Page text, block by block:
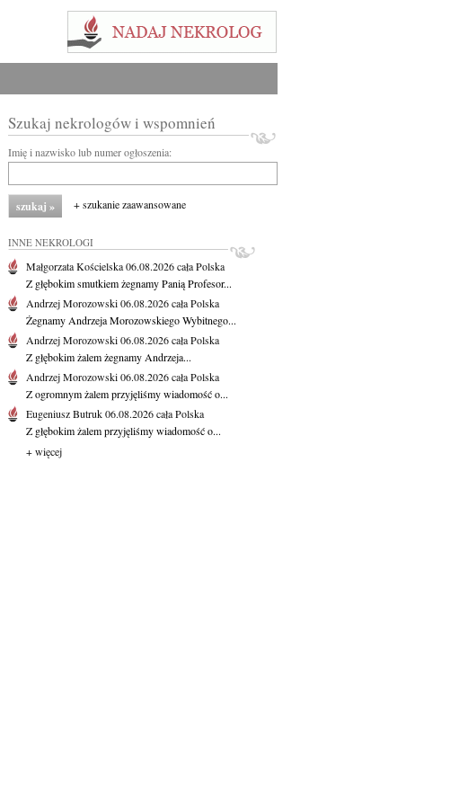
Szukaj nekrologów i wspomnień
Imię i nazwisko lub numer ogłoszenia:
+ szukanie zaawansowane
INNE NEKROLOGI
Małgorzata Kościelska06.08.2026cała Polska
Z głębokim smutkiem żegnamy Panią Profesor...
Andrzej Morozowski06.08.2026cała Polska
Żegnamy Andrzeja Morozowskiego Wybitnego...
Andrzej Morozowski06.08.2026cała Polska
Z głębokim żalem żegnamy Andrzeja...
Andrzej Morozowski06.08.2026cała Polska
Z ogromnym żalem przyjęliśmy wiadomość o...
Eugeniusz Butruk06.08.2026cała Polska
Z głębokim żalem przyjęliśmy wiadomość o...
+ więcej